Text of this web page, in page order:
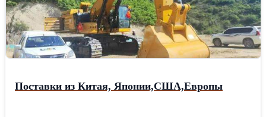
Поставки из Китая, Японии,США,Европы